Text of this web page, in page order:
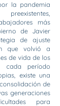
la pandemia
más
de Javier
de ajuste
que volvió a
de vida de los
cada período
existe una
de
generaciones
para